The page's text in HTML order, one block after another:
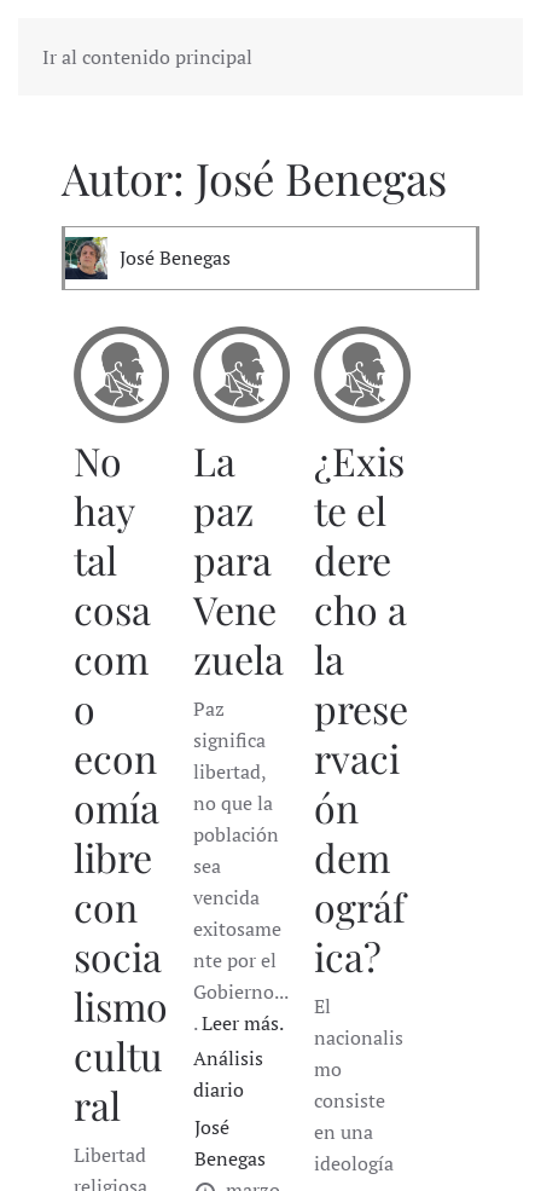
Ir al contenido principal
Autor: José Benegas
José Benegas
No
hay
tal
cosa
com
o
econ
omía
libre
con
socia
lismo
cultu
ral
Libertad
La
paz
para
Vene
zuela
Paz
significa
libertad,
no que la
población
sea
vencida
exitosame
nte por el
Gobierno...
.Leer más.
Análisis
diario
José
Benegas
¿Exis
te el
dere
cho a
la
prese
rvaci
ón
dem
ográf
ica?
El
nacionalis
mo
consiste
en una
ideología